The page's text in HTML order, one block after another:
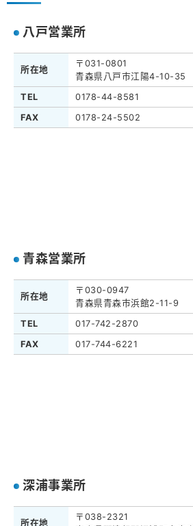
八戸営業所
所在地
〒031-0801
青森県八戸市江陽4-10-35
TEL
0178-44-8581
FAX
0178-24-5502
青森営業所
所在地
〒030-0947
青森県青森市浜館2-11-9
TEL
017-742-2870
FAX
017-744-6221
深浦事業所
所在地
〒038-2321